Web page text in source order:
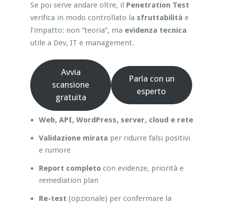
Se poi serve andare oltre, il Penetration Test
verifica in modo controllato la sfruttabilità e
l’impatto: non “teoria”, ma evidenza tecnica
utile a Dev, IT e management.
Avvia
scansione
gratuita
Parla con un
esperto
Web, API, WordPress, server, cloud e rete
Validazione mirata per ridurre falsi positivi
e rumore
Report completocon evidenze, priorità e
remediation plan
Re-test (opzionale) per confermare la